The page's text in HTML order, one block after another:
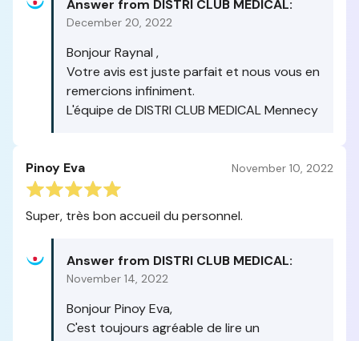
Answer from DISTRI CLUB MEDICAL:
December 20, 2022
Bonjour Raynal ,
Votre avis est juste parfait et nous vous en
remercions infiniment.
L'équipe de DISTRI CLUB MEDICAL Mennecy
Pinoy Eva November 10, 2022
Super, très bon accueil du personnel.
Answer from DISTRI CLUB MEDICAL:
November 14, 2022
Bonjour Pinoy Eva,
C'est toujours agréable de lire un